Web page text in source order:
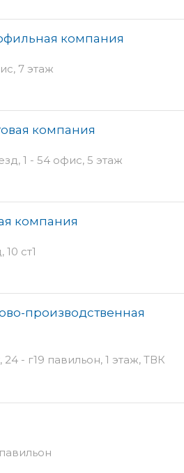
компания
7 этаж
компания
1 - 54 офис, 5 этаж
компания
ст1
производственная
- г19 павильон, 1 этаж, ТВК